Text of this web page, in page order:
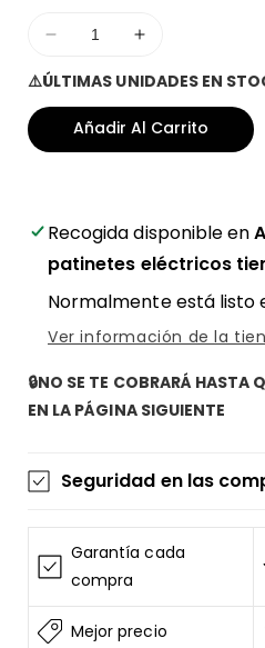
Disminuir
cantidad
para
Disco
120mm
para
Xiaomi
y
!Frena
un
Pro¡
Aumentar
para
Disco
120mm
para
tu
Xiaomi
y
!Frena
como
un
Pro¡
⚠️ÚLTIMAS UNIDADES EN
Añadir Al Carrito
Recogida disponible en
patinetes eléctricos
Normalmente está listo
Ver información de la
🔒NO SE TE COBRARÁ HASTA
EN LA PÁGINA SIGUIENTE
Seguridad en las
La información de las
segura y sin riesgos
AF SCOOTERS
sigue
Datos para la Industria
Todos los datos están
Garantía cada
compra
Mejor precio